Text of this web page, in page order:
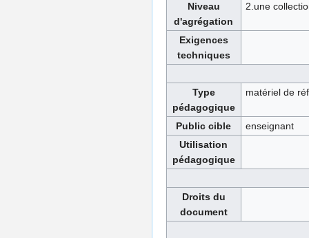
Niveau
d'agrégation
2.une
Exigences
techniques
Type
pédagogique
matériel de
Public cible
enseignant
Utilisation
pédagogique
Droits du
document